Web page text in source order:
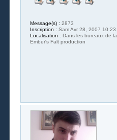
Message(s) : 2873
Inscription : Sam Avr 28, 2007 10:23
Localisation : Dans les bureaux de la
Ember's Falt production